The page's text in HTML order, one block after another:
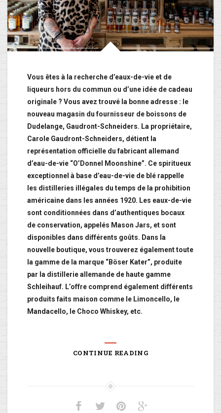
Vous êtes à la recherche d’eaux-de-vie et de
liqueurs hors du commun ou d’une idée de cadeau
originale ? Vous avez trouvé la bonne adresse : le
nouveau magasin du fournisseur de boissons de
Dudelange, Gaudront-Schneiders. La propriétaire,
Carole Gaudront-Schneiders, détient la
représentation officielle du fabricant allemand
d’eau-de-vie “O’Donnel Moonshine”. Ce spiritueux
exceptionnel à base d’eau-de-vie de blé rappelle
les distilleries illégales du temps de la prohibition
américaine dans les années 1920. Les eaux-de-vie
sont conditionnées dans d’authentiques bocaux
de conservation, appelés Mason Jars, et sont
disponibles dans différents goûts. Dans la
nouvelle boutique, vous trouverez également toute
la gamme de la marque “Böser Kater”, produite
par la distillerie allemande de haute gamme
Schleihauf. L’offre comprend également différents
produits faits maison comme le Limoncello, le
Mandacello, le Choco Whiskey, etc.
CONTINUE READING